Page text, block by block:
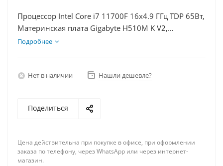
Процессор Intel Core i7 11700F 16x4.9 ГГц TDP 65Вт,
Материнская плата Gigabyte H510M K V2,
Видеокарта RTX 4080 16Гб, Память DDR4 32Gb,
Подробнее
Нет в наличии Нашли дешевле?
Поделиться
Цена действительна при покупке в офисе, при оформлении
заказа по телефону, через WhatsApp или через интернет-
магазин.